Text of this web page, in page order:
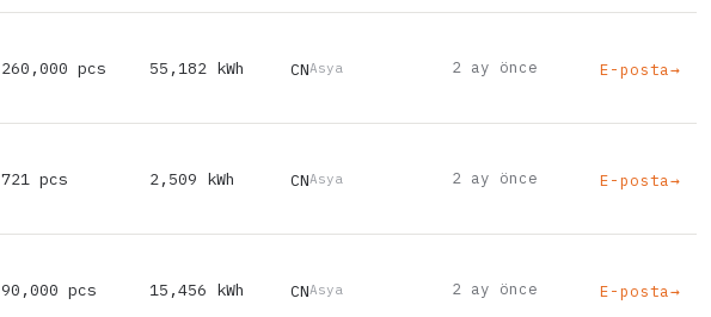
260,000 pcs 55,182 kWh CNAsya 2 ay önce E-posta→
721 pcs 2,509 kWh CNAsya 2 ay önce E-posta→
90,000 pcs 15,456 kWh CNAsya 2 ay önce E-posta→